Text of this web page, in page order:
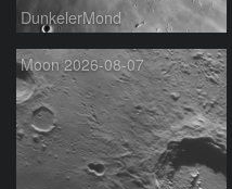
DunkelerMond
Moon 2026-08-07